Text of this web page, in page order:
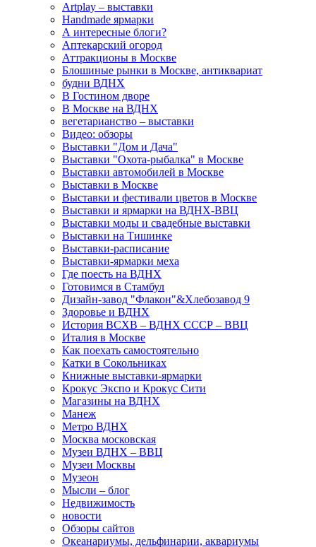
Artplay – выставки
Handmade ярмарки
А интересные блоги?
Аптекарский огород
Аттракционы в Москве
Блошиные рынки в Москве, антиквариат
будни ВДНХ
В Гостином дворе
В Москве на ВДНХ
вегетарианство – выставки
Видео: обзоры
Выставки "Дом и Дача"
Выставки "Охота-рыбалка" в Москве
Выставки автомобилей в Москве
Выставки в Москве
Выставки и фестивали цветов в Москве
Выставки и ярмарки на ВДНХ-ВВЦ
Выставки моды и свадебные выставки
Выставки на Тишинке
Выставки-расписание
Выставки-ярмарки меха
Где поесть на ВДНХ
Готовимся в Стамбул
Дизайн-завод "Флакон"&Хлебозавод 9
Здоровье и ВДНХ
История ВСХВ – ВДНХ СССР – ВВЦ
Италия в Москве
Как поехать самостоятельно
Катки в Сокольниках
Книжные выставки-ярмарки
Крокус Экспо и Крокус Сити
Магазины на ВДНХ
Манеж
Метро ВДНХ
Москва московская
Музеи ВДНХ – ВВЦ
Музеи Москвы
Музеон
Мысли – блог
Недвижимость
новости
Обзоры сайтов
Океанариумы, дельфинарии, аквариумы